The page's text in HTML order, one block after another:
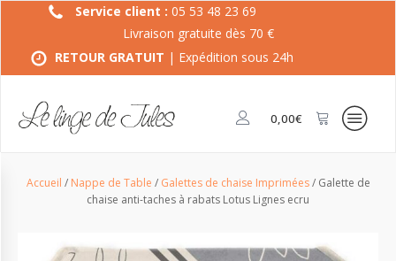
Service client : 05 53 48 23 69
Livraison gratuite dès 70 €
RETOUR GRATUIT | Expédition sous 24h
0,00€
Accueil / Nappe de Table / Galettes de chaise Imprimées/ Galette de
chaise anti-taches à rabats Lotus Lignes ecru